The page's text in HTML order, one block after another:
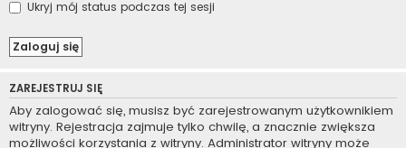
Ukryj mój status podczas tej sesji
ZAREJESTRUJ SIĘ
Aby zalogować się, musisz być zarejestrowanym użytkownikiem
witryny. Rejestracja zajmuje tylko chwilę, a znacznie zwiększa
możliwości korzystania z witryny. Administrator witryny może